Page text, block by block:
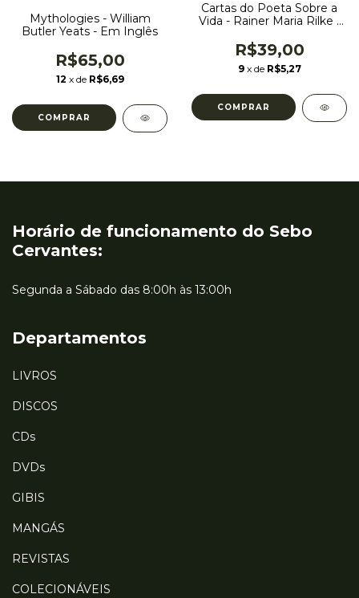
Mythologies - William
Butler Yeats - Em Inglês
R$65,00
12 x de R$6,69
Cartas do Poeta Sobre a
Vida - Rainer Maria Rilke -
R$39,00
9 x de R$5,27
Horário de funcionamento do Sebo
Cervantes:
Segunda a Sábado das 8:00h às 13:00h
Departamentos
LIVROS
DISCOS
CDs
DVDs
GIBIS
MANGÁS
REVISTAS
COLECIONÁVEIS